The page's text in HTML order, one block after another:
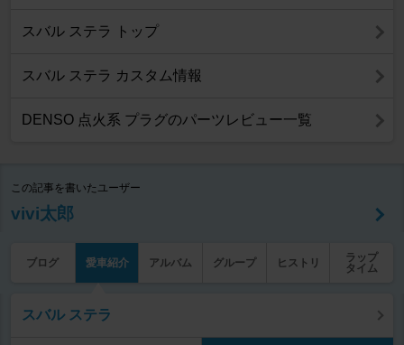
スバル ステラ トップ
スバル ステラ カスタム情報
DENSO 点火系 プラグのパーツレビュー一覧
この記事を書いたユーザー
vivi太郎
ブログ 愛車紹介 アルバム グループ ヒストリ
ラップ
タイム
スバル ステラ